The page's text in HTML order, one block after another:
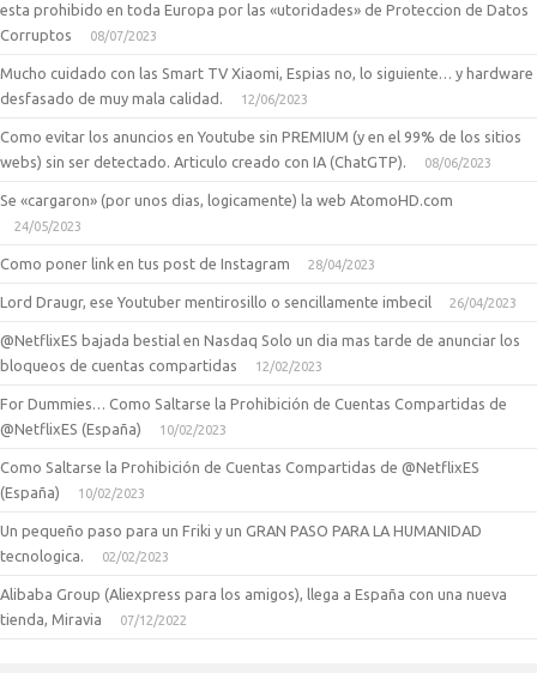
esta prohibido en toda Europa por las «utoridades» de Proteccion de Datos
Corruptos
08/07/2023
Mucho cuidado con las Smart TV Xiaomi, Espias no, lo siguiente… y hardware
desfasado de muy mala calidad.
12/06/2023
Como evitar los anuncios en Youtube sin PREMIUM (y en el 99% de los sitios
webs) sin ser detectado. Articulo creado con IA (ChatGTP).
08/06/2023
Se «cargaron» (por unos dias, logicamente) la web AtomoHD.com
24/05/2023
Como poner link en tus post de Instagram 28/04/2023
Lord Draugr, ese Youtuber mentirosillo o sencillamente imbecil 26/04/2023
@NetflixES bajada bestial en Nasdaq Solo un dia mas tarde de anunciar los
bloqueos de cuentas compartidas
12/02/2023
For Dummies… Como Saltarse la Prohibición de Cuentas Compartidas de
@NetflixES (España)
10/02/2023
Como Saltarse la Prohibición de Cuentas Compartidas de @NetflixES
(España)
10/02/2023
Un pequeño paso para un Friki y un GRAN PASO PARA LA HUMANIDAD
tecnologica.
02/02/2023
Alibaba Group (Aliexpress para los amigos), llega a España con una nueva
tienda, Miravia
07/12/2022